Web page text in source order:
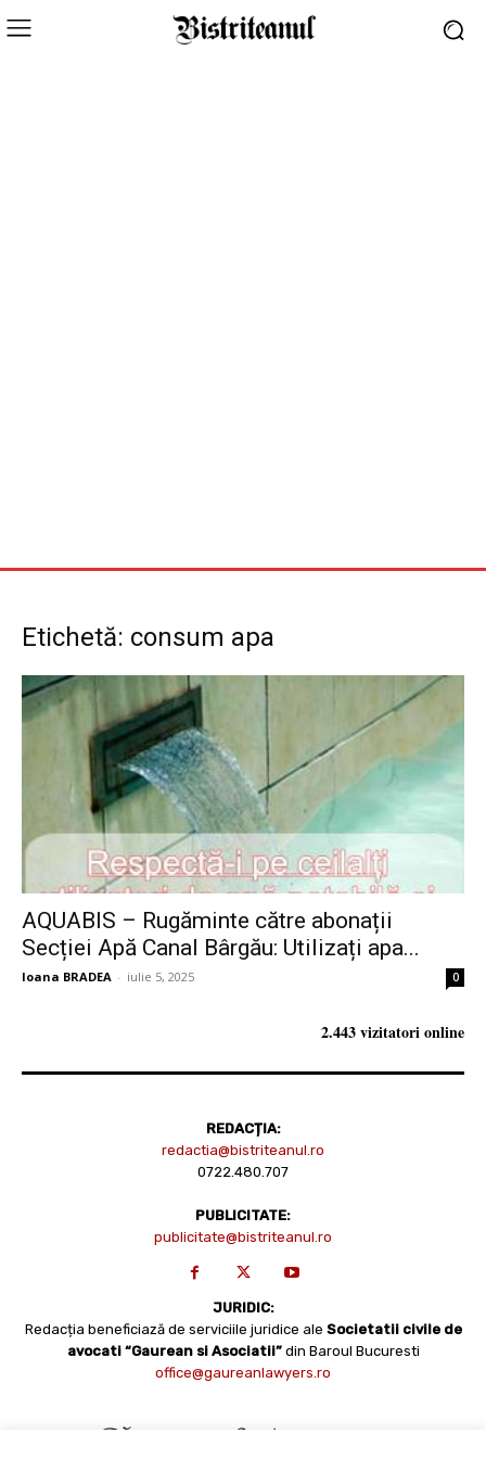
Etichetă: consum apa
AQUABIS – Rugăminte către abonații
Secției Apă Canal Bârgău: Utilizați apa...
Ioana BRADEA - iulie 5, 2025 0
2.443 vizitatori online
REDACȚIA:
redactia@bistriteanul.ro
0722.480.707
PUBLICITATE:
publicitate@bistriteanul.ro
JURIDIC:
Redacția beneficiază de serviciile juridice ale Societatii civile de
avocati “Gaurean si Asociatii” din Baroul Bucuresti
office@gaureanlawyers.ro